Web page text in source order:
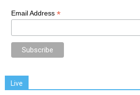
Email Address *
Live